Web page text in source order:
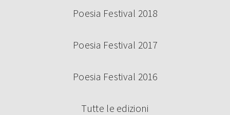
Poesia Festival 2018
Poesia Festival 2017
Poesia Festival 2016
Tutte le edizioni